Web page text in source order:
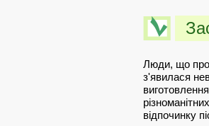
Люди, що
з'явилася
відпочинку